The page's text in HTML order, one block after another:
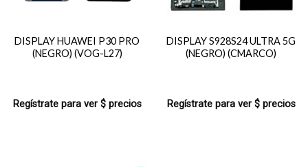
DISPLAY HUAWEI P30 PRO
(NEGRO) (VOG-L27)
Regístrate para ver $ precios
DISPLAY S928S24 ULTRA 5G
(NEGRO) (CMARCO)
Regístrate para ver $ precios